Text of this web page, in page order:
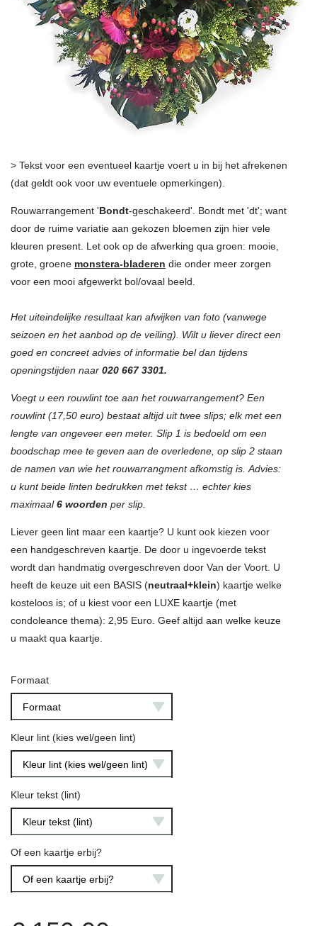
> Tekst voor een eventueel kaartje voert u in bij het afrekenen
(dat geldt ook voor uw eventuele opmerkingen).
Rouwarrangement 'Bondt-geschakeerd'. Bondt met 'dt'; want
door de ruime variatie aan gekozen bloemen zijn hier vele
kleuren present. Let ook op de afwerking qua groen: mooie,
grote, groene monstera-bladeren die onder meer zorgen
voor een mooi afgewerkt bol/ovaal beeld.
Het uiteindelijke resultaat kan afwijken van foto (vanwege
seizoen en het aanbod op de veiling). Wilt u liever direct een
goed en concreet advies of informatie bel dan tijdens
openingstijden naar 020 667 3301.
Voegt u een rouwlint toe aan het rouwarrangement? Een
rouwlint (17,50 euro) bestaat altijd uit twee slips; elk met een
lengte van ongeveer een meter. Slip 1 is bedoeld om een
boodschap mee te geven aan de overledene, op slip 2 staan
de namen van wie het rouwarrangment afkomstig is. Advies:
u kunt beide linten bedrukken met tekst … echter kies
maximaal6 woorden per slip.
Liever geen lint maar een kaartje? U kunt ook kiezen voor
een handgeschreven kaartje. De door u ingevoerde tekst
wordt dan handmatig overgeschreven door Van der Voort. U
heeft de keuze uit een BASIS (neutraal+klein) kaartje welke
kosteloos is; of u kiest voor een LUXE kaartje (met
condoleance thema): 2,95 Euro. Geef altijd aan welke keuze
u maakt qua kaartje.
Formaat
Formaat
Kleur lint (kies wel/geen lint)
Kleur lint (kies wel/geen lint)
Kleur tekst (lint)
Kleur tekst (lint)
Of een kaartje erbij?
Of een kaartje erbij?